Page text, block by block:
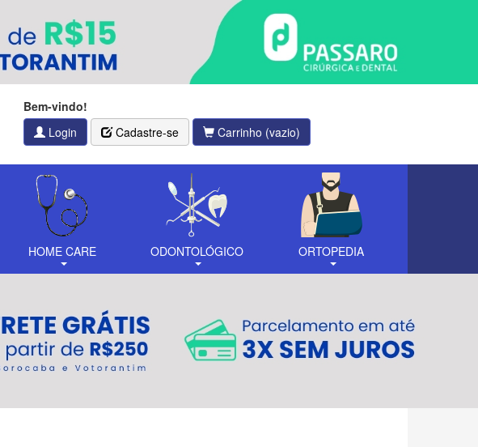
Bem-vindo!
Login
Cadastre-se Carrinho (vazio)
HOME CARE ODONTOLÓGICO ORTOPEDIA